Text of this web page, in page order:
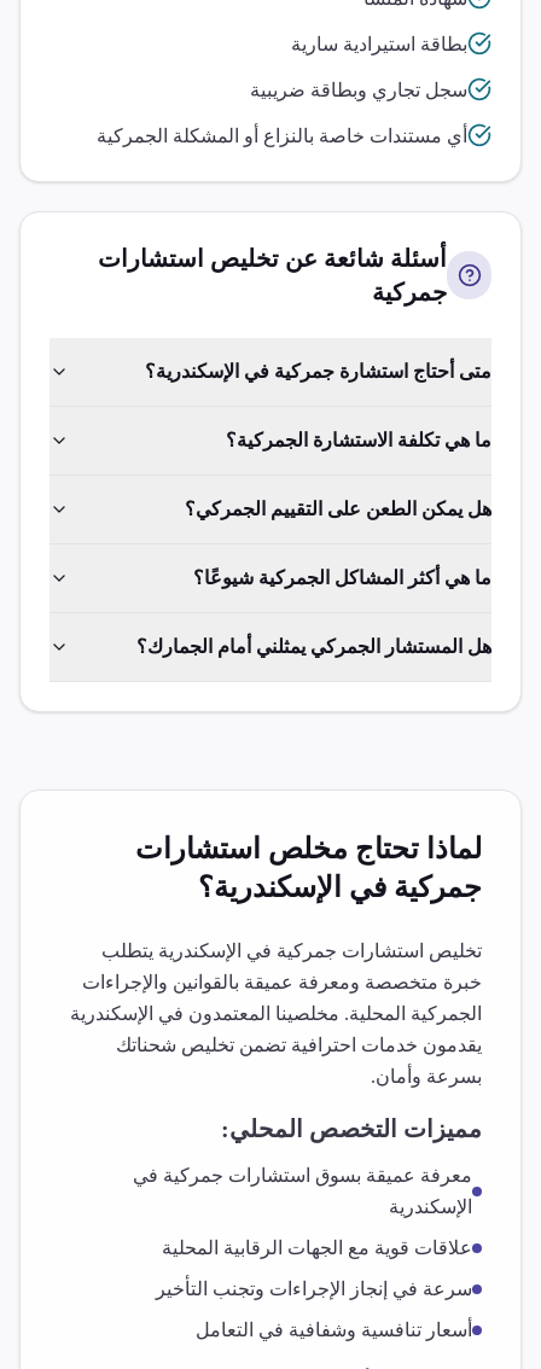
بطاقة استيرادية سارية
سجل تجاري وبطاقة ضريبية
أي مستندات خاصة بالنزاع أو المشكلة الجمركية
أسئلة شائعة عن تخليص استشارات
جمركية
متى أحتاج استشارة جمركية في الإسكندرية؟
ما هي تكلفة الاستشارة الجمركية؟
هل يمكن الطعن على التقييم الجمركي؟
ما هي أكثر المشاكل الجمركية شيوعًا؟
هل المستشار الجمركي يمثلني أمام الجمارك؟
لماذا تحتاج مخلص استشارات
جمركية في الإسكندرية؟
تخليص استشارات جمركية في الإسكندرية يتطلب
خبرة متخصصة ومعرفة عميقة بالقوانين والإجراءات
الجمركية المحلية. مخلصينا المعتمدون في الإسكندرية
يقدمون خدمات احترافية تضمن تخليص شحناتك
بسرعة وأمان.
مميزات التخصص المحلي:
معرفة عميقة بسوق استشارات جمركية في
الإسكندرية
علاقات قوية مع الجهات الرقابية المحلية
سرعة في إنجاز الإجراءات وتجنب التأخير
أسعار تنافسية وشفافية في التعامل